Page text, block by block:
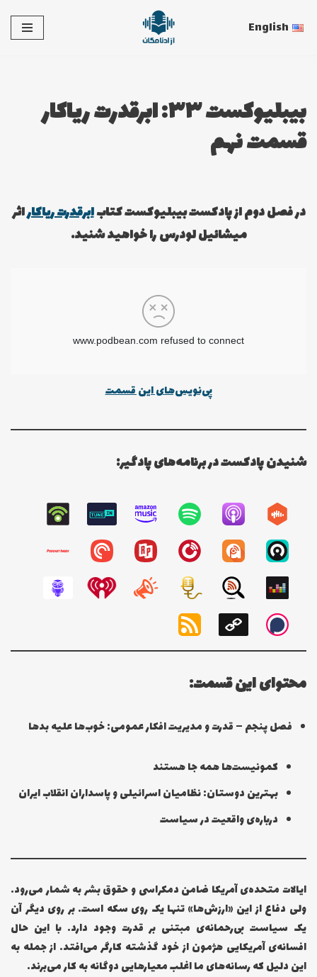
English
بیبلیوکست ۳۳: ابرقدرت ریاکار
قسمت نهم
در فصل دوم از پادکست بیبلیوکست کتابابرقدرت ریاکاراثر
میشائیل لودرس را خواهید شنید.
پی‌نویس‌های این قسمت
شنیدن پادکست در برنامه‌های پادگیر:
محتوای این قسمت:
فصل پنجم – قدرت و مدیریت افکار عمومی: خوب‌ها علیه بدها
کمونیست‌ها همه جا هستند
بهترین دوستان: نظامیان اسرائیلی و پاسداران انقلاب ایران
درباره‌ی واقعیت در سیاست
ایالات متحده‌ی آمریکا ضامن دمکراسی و حقوق بشر به شمار می‌رود.
ولی دفاع از این «ارزش‌ها» تنها یک روی سکه است. بر روی دیگر آن
یک سیاست بی‌رحمانه‌ی مبتنی بر قدرت وجود دارد. با این حال
افسانه‌ی آمریکایی هژمون از خود گذشته کارگر می‌افتد. از جمله به
این دلیل که رسانه‌های ما اغلب معیارهایی دوگانه به کار می‌برند…